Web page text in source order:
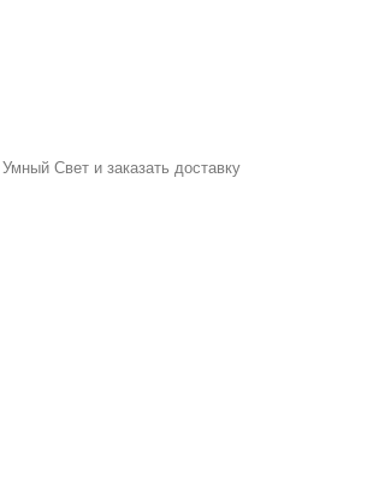
Свет и заказать доставку